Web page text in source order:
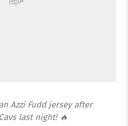
Azzi Fudd jersey after
last night! 🔥